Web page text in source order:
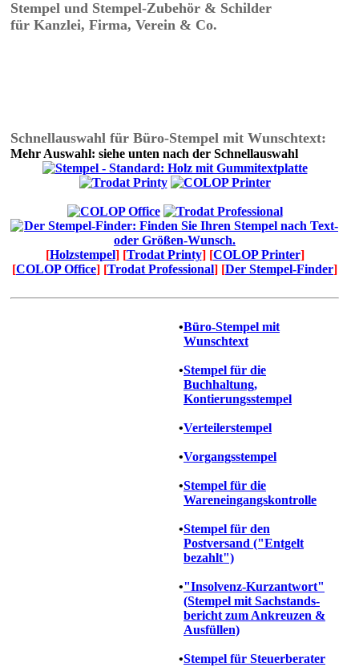
Stempel und Stempel-Zubehör & Schilder
für Kanzlei, Firma, Verein & Co.
Schnellauswahl für Büro-Stempel mit Wunschtext:
Mehr Auswahl: siehe unten nach der Schnellauswahl
[Holzstempel] [Trodat Printy] [COLOP Printer]
[COLOP Office] [Trodat Professional] [Der Stempel-Finder]
•Büro-Stempel mit
Wunschtext
•Stempel für die
Buchhaltung,
Kontierungsstempel
•Verteilerstempel
•Vorgangsstempel
•Stempel für die
Wareneingangskontrolle
•Stempel für den
Postversand ("Entgelt
bezahlt")
•"Insolvenz-Kurzantwort"
(Stempel mit Sachstands-
bericht zum Ankreuzen &
Ausfüllen)
•Stempel für Steuerberater